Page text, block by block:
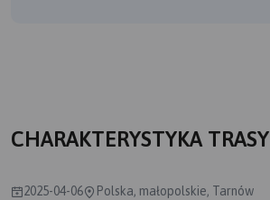
CHARAKTERYSTYKA TRASY
2025-04-06 Polska, małopolskie, Tarnów